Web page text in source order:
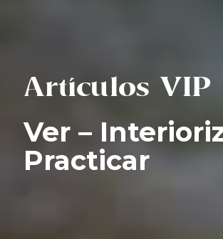
Artículos VIP
Ver –
Practicar